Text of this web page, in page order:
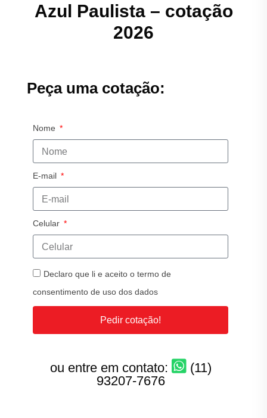
Azul Paulista – cotação
2026
Peça uma cotação:
Nome
E-mail
Celular
Declaro que li e aceito o termo de
consentimento de uso dos dados
Pedir cotação!
ou entre em contato:
(11)
93207-7676